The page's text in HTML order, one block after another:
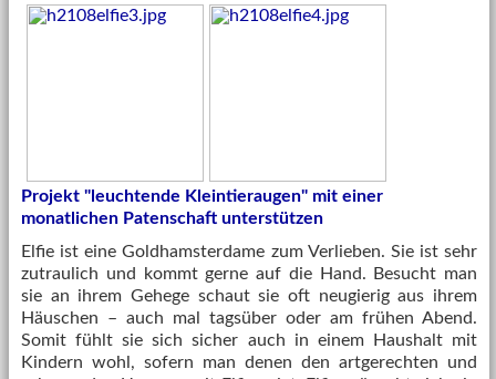
Projekt "leuchtende Kleintieraugen" mit einer
monatlichen Patenschaft unterstützen
Elfie ist eine Goldhamsterdame zum Verlieben. Sie ist sehr
zutraulich und kommt gerne auf die Hand. Besucht man
sie an ihrem Gehege schaut sie oft neugierig aus ihrem
Häuschen – auch mal tagsüber oder am frühen Abend.
Somit fühlt sie sich sicher auch in einem Haushalt mit
Kindern wohl, sofern man denen den artgerechten und